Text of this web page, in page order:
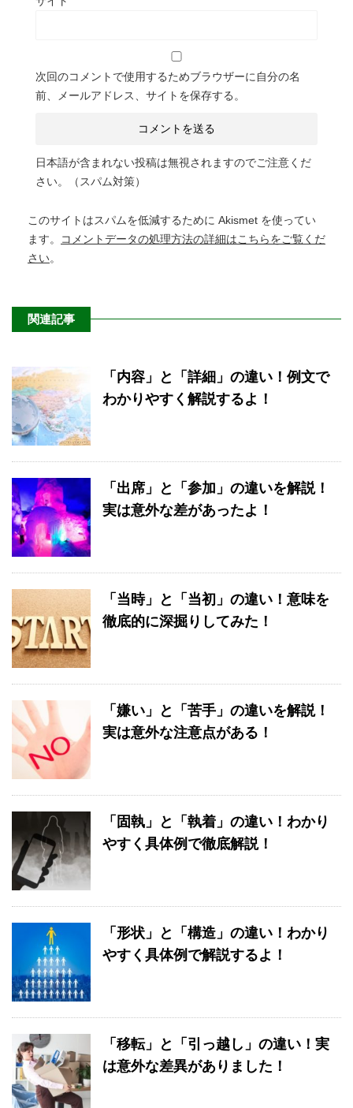
次回のコメントで使用するためブラウザーに自分の名
前、メールアドレス、サイトを保存する。
日本語が含まれない投稿は無視されますのでご注意くだ
さい。（スパム対策）
このサイトはスパムを低減するために Akismet を使ってい
ます。
コメントデータの処理方法の詳細はこちらをご覧くだ
さい。
関連記事
「内容」と「詳細」の違い！例文で
わかりやすく解説するよ！
「出席」と「参加」の違いを解説！
実は意外な差があったよ！
「当時」と「当初」の違い！意味を
徹底的に深掘りしてみた！
「嫌い」と「苦手」の違いを解説！
実は意外な注意点がある！
「固執」と「執着」の違い！わかり
やすく具体例で徹底解説！
「形状」と「構造」の違い！わかり
やすく具体例で解説するよ！
「移転」と「引っ越し」の違い！実
は意外な差異がありました！